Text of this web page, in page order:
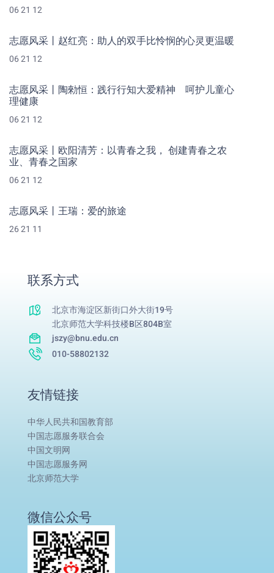
06 21 12
志愿风采丨赵红亮：助人的双手比怜悯的心灵更温暖
06 21 12
志愿风采丨陶勑恒：践行行知大爱精神 呵护儿童心
理健康
06 21 12
志愿风采丨欧阳清芳：以青春之我， 创建青春之农
业、青春之国家
06 21 12
志愿风采丨王瑞：爱的旅途
26 21 11
联系方式
北京市海淀区新街口外大街19号
北京师范大学科技楼B区804B室
jszy@bnu.edu.cn
010-58802132
友情链接
中华人民共和国教育部
中国志愿服务联合会
中国文明网
中国志愿服务网
北京师范大学
微信公众号